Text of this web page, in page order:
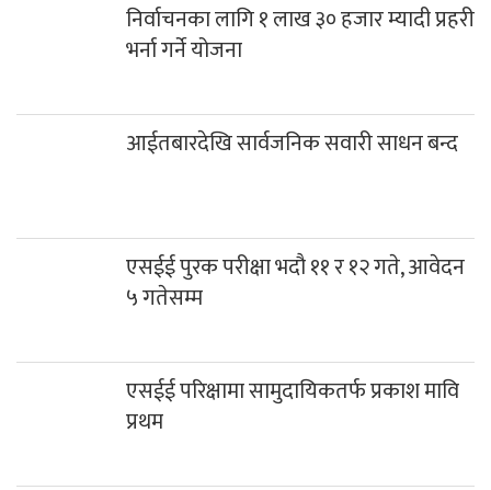
निर्वाचनका लागि १ लाख ३० हजार म्यादी प्रहरी
भर्ना गर्ने योजना
आईतबारदेखि सार्वजनिक सवारी साधन बन्द
एसईई पुरक परीक्षा भदौ ११ र १२ गते, आवेदन ५ गतेसम्म
प्रेस यूनियन म्याग्दीलाई १ लाख रुपैया सहयोग